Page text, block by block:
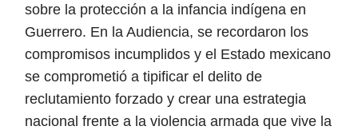
sobre la protección a la infancia indígena en
Guerrero. En la Audiencia, se recordaron los
compromisos incumplidos y el Estado mexicano
se comprometió a tipificar el delito de
reclutamiento forzado y crear una estrategia
nacional frente a la violencia armada que vive la